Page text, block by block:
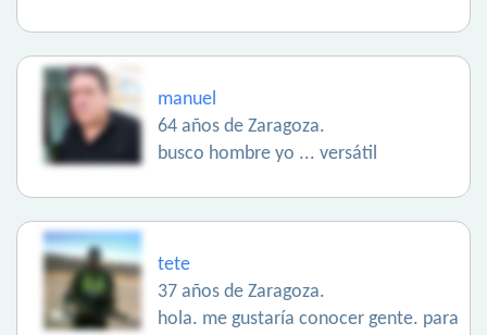
manuel
64 años de Zaragoza.
busco hombre yo ... versátil
tete
37 años de Zaragoza.
hola. me gustaría conocer gente. para